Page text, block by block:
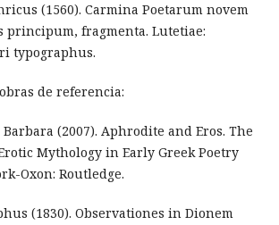
(1560). Carmina Poetarum novem
fragmenta. Lutetiae:
typographus.
de referencia:
Barbara (2007). Aphrodite and Eros. The
Mythology in Early Greek Poetry
Oxon: Routledge.
(1830). Observationes in Dionem